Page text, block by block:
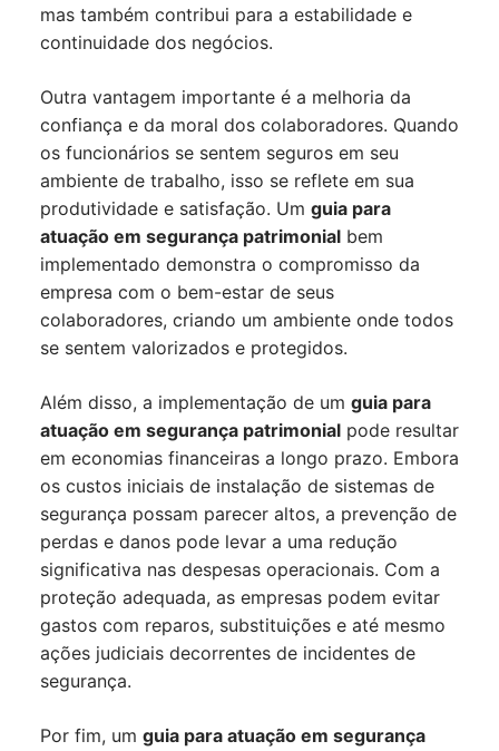
mas também contribui para a estabilidade e
continuidade dos negócios.
Outra vantagem importante é a melhoria da
confiança e da moral dos colaboradores. Quando
os funcionários se sentem seguros em seu
ambiente de trabalho, isso se reflete em sua
produtividade e satisfação. Um guia para
atuação em segurança patrimonial bem
implementado demonstra o compromisso da
empresa com o bem-estar de seus
colaboradores, criando um ambiente onde todos
se sentem valorizados e protegidos.
Além disso, a implementação de um guia para
atuação em segurança patrimonial pode resultar
em economias financeiras a longo prazo. Embora
os custos iniciais de instalação de sistemas de
segurança possam parecer altos, a prevenção de
perdas e danos pode levar a uma redução
significativa nas despesas operacionais. Com a
proteção adequada, as empresas podem evitar
gastos com reparos, substituições e até mesmo
ações judiciais decorrentes de incidentes de
segurança.
Por fim, um guia para atuação em segurança